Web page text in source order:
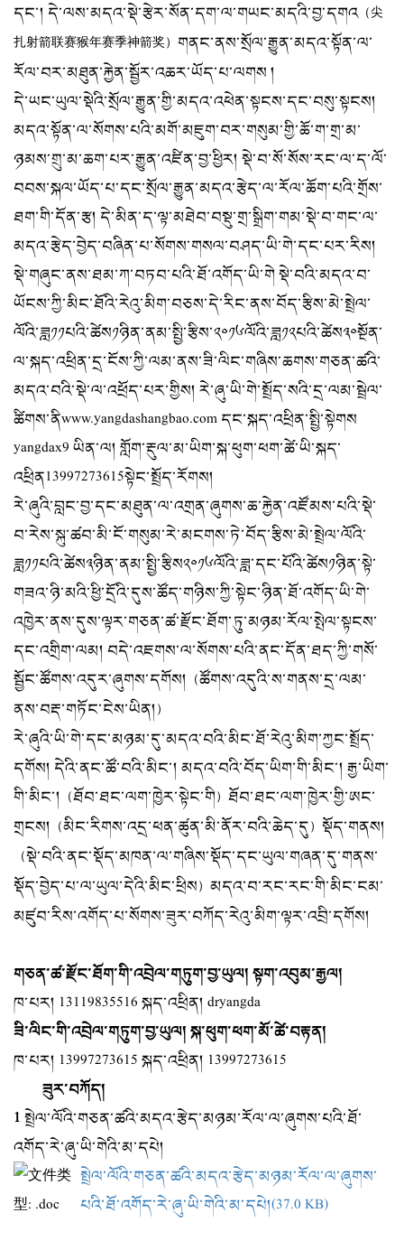
དང་། དེ་ལས་མདའ་སྡེ་རྩེར་སོན་དག་ལ་གཡང་མདའི་བྱ་དགའ（尖
扎射箭联赛猴年赛季神箭奖） གནང་ནས་སྲོལ་རྒྱུན་མདའ་སྟོན་ལ་
རོལ་བར་མཐུན་རྐྱེན་སྦྱོར་འཆར་ཡོད་པ་ལགས །
དེ་ཡང་ཡུལ་སྡེའི་སྲོལ་རྒྱུན་གྱི་མདའ་འཕེན་སྟངས་དང་བསུ་སྟངས།
མདའ་སྟོན་ལ་སོགས་པའི་མགོ་མཇུག་བར་གསུམ་གྱི་ཆོ་ག་གྲ་མ་
ཉམས་གྲུ་མ་ཆག་པར་རྒྱུན་འཛིན་བྱ་ཕྱིར། སྡེ་བ་སོ་སོས་རང་ལ་ད་ལོ་
བབས་སྐལ་ཡོད་པ་དང་སྲོལ་རྒྱུན་མདའ་རྩེད་ལ་རོལ་ཆོག་པའི་གྲོས་
ཐག་གི་དོན་རྩ། དེ་མིན་ད་ལྟ་མཐེབ་བསྡུ་གྲ་སྒྲིག་གམ་སྡེ་བ་གང་ལ་
མདའ་རྩེད་བྱེད་བཞིན་པ་སོགས་གསལ་བཤད་ཡི་གེ་དང་པར་རིས།
སྡེ་གཞུང་ནས་ཐམ་ཀ་བཏབ་པའི་ཐོ་འགོད་ཡི་གེ སྡེ་བའི་མདའ་བ་
ཡོངས་ཀྱི་མིང་ཐོའི་རེའུ་མིག་བཅས་དེ་རིང་ནས་བོད་རྩིས་མེ་སྤྲེལ་
ལོའི་ཟླ༡༡པའི་ཚེས༡ཉིན་ནམ་སྤྱི་རྩིས་༢༠༡༦ལོའི་ཟླ༡༢པའི་ཚེས༣༠སྔོན་
ལ་སྐད་འཕྲིན་དྲ་ངོས་ཀྱི་ལམ་ནས་ཟི་ལིང་གཞིས་ཆགས་གཅན་ཚའི་
མདའ་བའི་སྡེ་ལ་འཕྲོད་པར་གྱིས། རེ་ཞུ་ཡི་གེ་སྤྲོད་སའི་དྲ་ལམ་སྦྲེལ་
ཚིགས་ནིwww.yangdashangbao.com དང་སྐད་འཕྲིན་སྤྱི་སྟེགས
yangdax9 ཡིན་ལ། གློག་རྡུལ་མ་ཡིག་སྐ་ཕུག་ཕག་ཚེ་ཡི་སྐད་
འཕྲིན13997273615སྟེང་སྤྲོད་རོགས།
རེ་ཞུའི་བླང་བྱ་དང་མཐུན་ལ་འགྲན་ཞུགས་ཆ་རྐྱེན་འཛོམས་པའི་སྡེ་
བ་རེས་སྐུ་ཚབ་མི་ངོ་གསུམ་རེ་མངགས་ཏེ་བོད་རྩིས་མེ་སྤྲེལ་ལོའི་
ཟླ༡༡པའི་ཚེས༣ཉིན་ནམ་སྤྱི་རྩིས༢༠༡༦ལོའི་ཟླ་དང་པོའི་ཚེས༡ཉིན་སྟེ་
གཟའ་ཉི་མའི་ཕྱི་དྲོའི་དུས་ཚོད་གཉིས་ཀྱི་སྟེང་ཉིན་ཐོ་འགོད་ཡི་གེ་
འཁྱེར་ནས་དུས་ལྟར་གཅན་ཚ་རྫོང་ཐོག་ཏུ་མཉམ་རོལ་སྤེལ་སྟངས་
དང་འགྲིག་ལམ། བདེ་འཇགས་ལ་སོགས་པའི་ནང་དོན་ཐད་ཀྱི་གསོ་
སྦྱོང་ཚོགས་འདུར་ཞུགས་དགོས། （ཚོགས་འདུའི་ས་གནས་དྲ་ལམ་
ནས་བརྡ་གཏོང་ངེས་ཡིན།）
རེ་ཞུའི་ཡི་གེ་དང་མཉམ་དུ་མདའ་བའི་མིང་ཐོ་རེའུ་མིག་ཀྱང་སྤྲོད་
དགོས། དེའི་ནང་ཚོ་བའི་མིང་། མདའ་བའི་བོད་ཡིག་གི་མིང་། རྒྱ་ཡིག་
གི་མིང་། （ཐོབ་ཐང་ལག་ཁྱེར་སྟེང་གི） ཐོབ་ཐང་ལག་ཁྱེར་གྱི་ཨང་
གྲངས། （མིང་རིགས་འདྲ་ཕན་ཚུན་མི་ནོར་བའི་ཆེད་དུ） སྡོད་གནས།
（སྡེ་བའི་ནང་སྡོད་མཁན་ལ་གཞིས་སྡོད་དང་ཡུལ་གཞན་དུ་གནས་
སྡོད་བྱེད་པ་ལ་ཡུལ་དེའི་མིང་ཕྲིས） མདའ་བ་རང་རང་གི་མིང་ངམ་
མཛུབ་རིས་འགོད་པ་སོགས་ཟུར་བཀོད་རེའུ་མིག་ལྟར་འབྲི་དགོས།
གཅན་ཚ་རྫོང་ཐོག་གི་འབྲེལ་གཏུག་བྱ་ཡུལ། སྟག་འབུམ་རྒྱལ།
ཁ་པར། 13119835516 སྐད་འཕྲིན། dryangda
ཟི་ལིང་གི་འབྲེལ་གཏུག་བྱ་ཡུལ། སྐ་ཕུག་ཕག་མོ་ཚེ་བརྟན།
ཁ་པར། 13997273615 སྐད་འཕྲིན། 13997273615
ཟུར་བཀོད།
1སྤྲེལ་ལོའི་གཅན་ཚའི་མདའ་རྩེད་མཉམ་རོལ་ལ་ཞུགས་པའི་ཐོ་
འགོད་རེ་ཞུ་ཡི་གེའི་མ་དཔེ།
སྤྲེལ་ལོའི་གཅན་ཚའི་མདའ་རྩེད་མཉམ་རོལ་ལ་ཞུགས་
པའི་ཐོ་འགོད་རེ་ཞུ་ཡི་གེའི་མ་དཔེ།(37.0 KB)